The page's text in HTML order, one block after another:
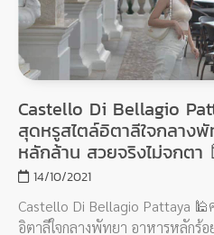
Castello Di Bellagio
สุดหรูสไตล์อิตาลีใจกลาง
หลักล้าน สวยจริงไม่จกตา
14/10/2021
Castello Di Bellagio Pattaya
อิตาลีใจกลางพัทยา อาหารหลักร้